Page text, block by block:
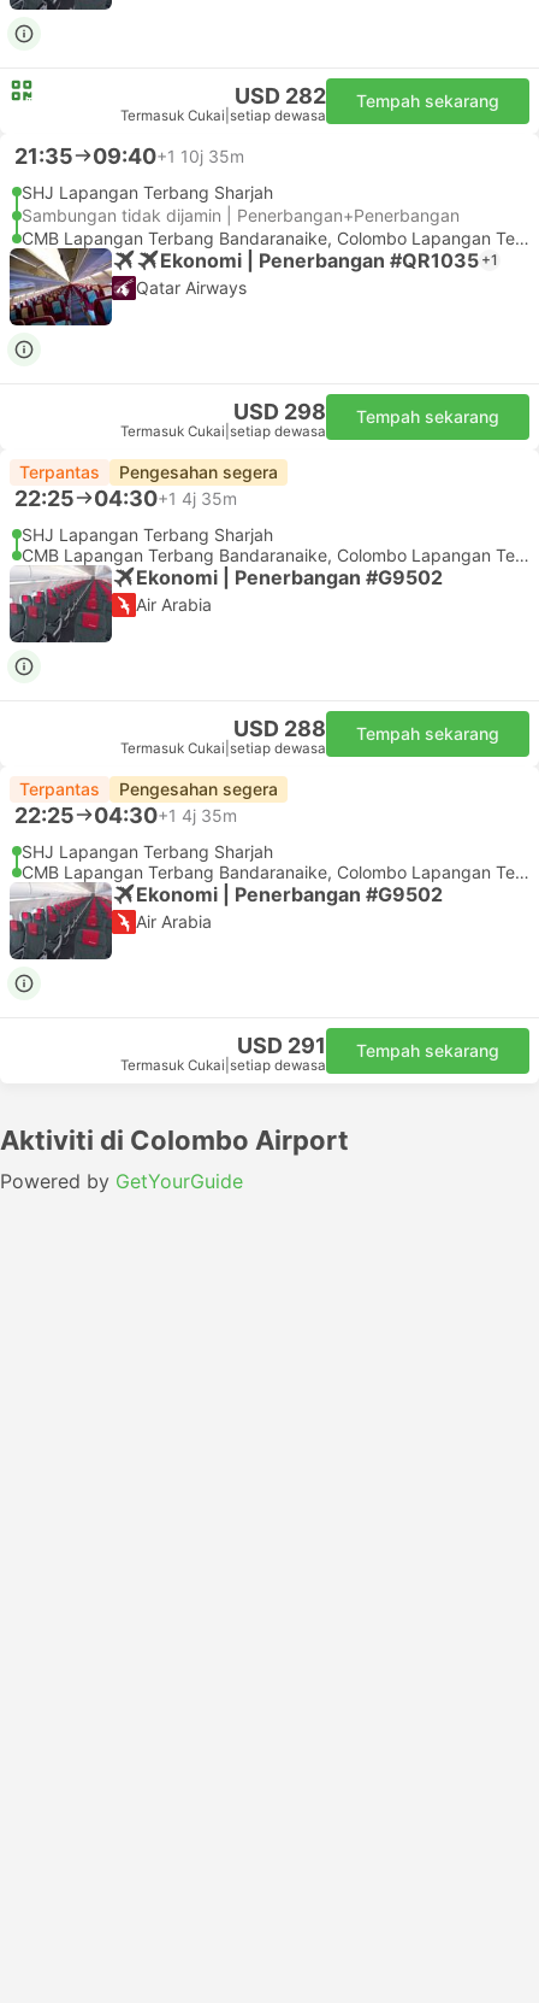
USD 282
Termasuk Cukai setiap dewasa
Tempah sekarang
21:35 09:40+1 10j 35m
SHJ Lapangan Terbang Sharjah
Sambungan tidak dijamin | Penerbangan+Penerbangan
CMB Lapangan Terbang Bandaranaike, Colombo Lapangan Terbang
Ekonomi | Penerbangan #QR1035 +1
Qatar Airways
USD 298
Termasuk Cukai setiap dewasa
Tempah sekarang
Terpantas Pengesahan segera
22:25 04:30+1 4j 35m
SHJ Lapangan Terbang Sharjah
CMB Lapangan Terbang Bandaranaike, Colombo Lapangan Terbang
Ekonomi | Penerbangan #G9502
Air Arabia
USD 288
Termasuk Cukai setiap dewasa
Tempah sekarang
Terpantas Pengesahan segera
22:25 04:30+1 4j 35m
SHJ Lapangan Terbang Sharjah
CMB Lapangan Terbang Bandaranaike, Colombo Lapangan Terbang
Ekonomi | Penerbangan #G9502
Air Arabia
USD 291
Termasuk Cukai setiap dewasa
Tempah sekarang
Aktiviti di Colombo Airport
Powered by GetYourGuide